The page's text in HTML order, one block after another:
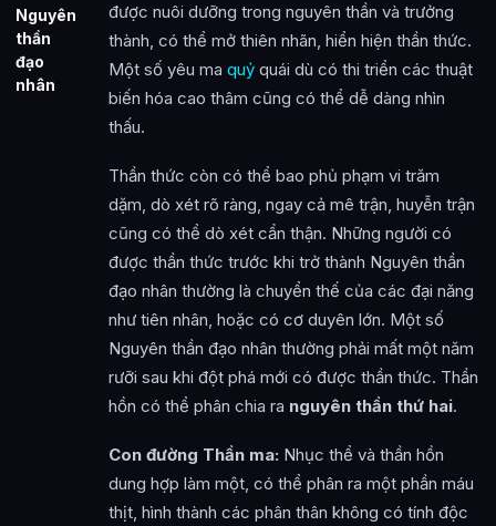
Nguyên
thần
đạo
nhân
được nuôi dưỡng trong nguyên thần và trưởng
thành, có thể mở thiên nhãn, hiển hiện thần thức.
Một số yêu ma quỷ quái dù có thi triển các thuật
biến hóa cao thâm cũng có thể dễ dàng nhìn
thấu.
Thần thức còn có thể bao phủ phạm vi trăm
dặm, dò xét rõ ràng, ngay cả mê trận, huyễn trận
cũng có thể dò xét cẩn thận. Những người có
được thần thức trước khi trở thành Nguyên thần
đạo nhân thường là chuyển thế của các đại năng
như tiên nhân, hoặc có cơ duyên lớn. Một số
Nguyên thần đạo nhân thường phải mất một năm
rưỡi sau khi đột phá mới có được thần thức. Thần
hồn có thể phân chia ra nguyên thần thứ hai.
Con đường Thần ma: Nhục thể và thần hồn
dung hợp làm một, có thể phân ra một phần máu
thịt, hình thành các phân thân không có tính độc